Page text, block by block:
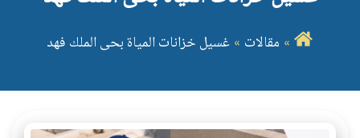
المياة
بالرياض
مقالات غسيل خزانات المياة بحى الملك فهد